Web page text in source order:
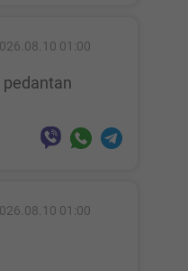
01:00
01:00